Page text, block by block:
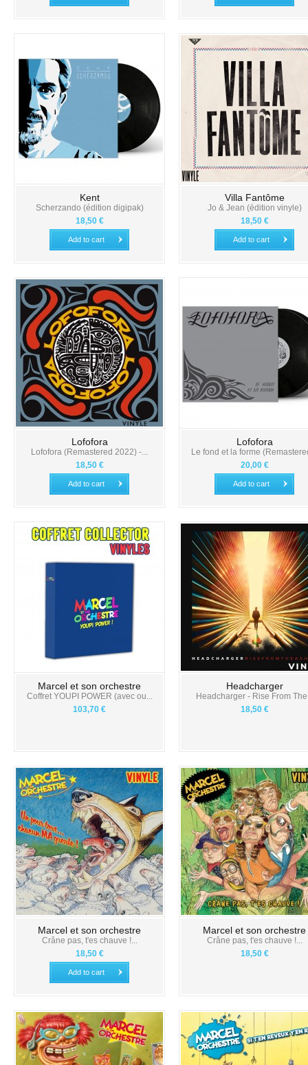
Kent
Scherzando (édition digipak)
18,50 €
Add to cart
Villa Fantôme
Jo & Jean (édition vinyle)
18,50 €
Add to cart
Lofofora
Lofofora (Remastered 2022) -...
18,50 €
Add to cart
Lofofora
Le fond et la forme
20,00 €
Add to cart
Marcel et son orchestre
Coffret YOUPI POWER (avec ou...
103,70 €
Headcharger
Headcharger - Rise From
18,50 €
Marcel et son orchestre
Crâne pas, t'es chauve !...
18,50 €
Add to cart
Marcel et son orchestre
Crâne pas, t'es chauve !...
18,50 €